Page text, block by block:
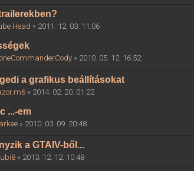
Head » 2011. 12. 03. 11:06
» 2010. 05. 12. 16:52
a grafikus beállításokat
» 2014. 02. 20. 01:22
...-em
» 2010. 03. 09. 20:48
a GTAIV-ből...
» 2013. 12. 12. 10:48